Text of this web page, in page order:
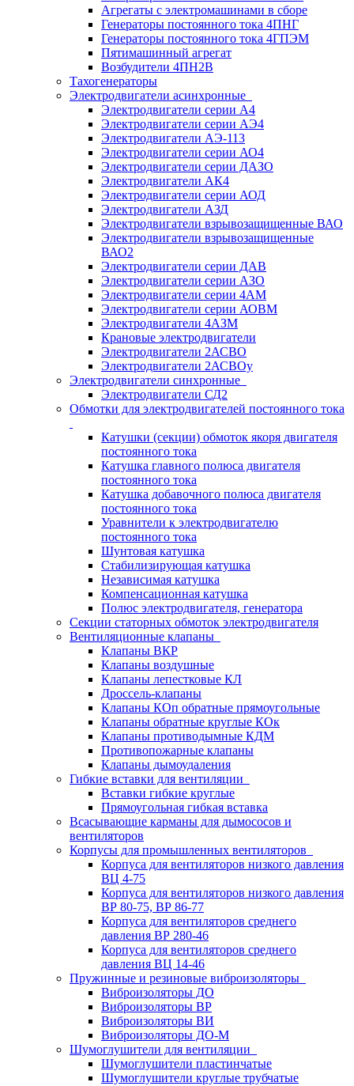
Агрегаты с электромашинами в сборе
Генераторы постоянного тока 4ПНГ
Генераторы постоянного тока 4ГПЭМ
Пятимашинный агрегат
Возбудители 4ПН2В
Тахогенераторы
Электродвигатели асинхронные
Электродвигатели серии А4
Электродвигатели серии АЭ4
Электродвигатели АЭ-113
Электродвигатели серии АО4
Электродвигатели серии ДАЗО
Электродвигатели АК4
Электродвигатели серии АОД
Электродвигатели АЗД
Электродвигатели взрывозащищенные ВАО
Электродвигатели взрывозащищенные
ВАО2
Электродвигатели серии ДАВ
Электродвигатели серии АЗО
Электродвигатели серии 4АМ
Электродвигатели серии АОВМ
Электродвигатели 4АЗМ
Крановые электродвигатели
Электродвигатели 2АСВО
Электродвигатели 2АСВОу
Электродвигатели синхронные
Электродвигатели СД2
Обмотки для электродвигателей постоянного тока
Катушки (секции) обмоток якоря двигателя
постоянного тока
Катушка главного полюса двигателя
постоянного тока
Катушка добавочного полюса двигателя
постоянного тока
Уравнители к электродвигателю
постоянного тока
Шунтовая катушка
Стабилизирующая катушка
Независимая катушка
Компенсационная катушка
Полюс электродвигателя, генератора
Секции статорных обмоток электродвигателя
Вентиляционные клапаны
Клапаны ВКР
Клапаны воздушные
Клапаны лепестковые КЛ
Дроссель-клапаны
Клапаны КОп обратные прямоугольные
Клапаны обратные круглые КОк
Клапаны противодымные КДМ
Противопожарные клапаны
Клапаны дымоудаления
Гибкие вставки для вентиляции
Вставки гибкие круглые
Прямоугольная гибкая вставка
Всасывающие карманы для дымососов и
вентиляторов
Корпусы для промышленных вентиляторов
Корпуса для вентиляторов низкого давления
ВЦ 4-75
Корпуса для вентиляторов низкого давления
ВР 80-75, ВР 86-77
Корпуса для вентиляторов среднего
давления ВР 280-46
Корпуса для вентиляторов среднего
давления ВЦ 14-46
Пружинные и резиновые виброизоляторы
Виброизоляторы ДО
Виброизоляторы ВР
Виброизоляторы ВИ
Виброизоляторы ДО-М
Шумоглушители для вентиляции
Шумоглушители пластинчатые
Шумоглушители круглые трубчатые